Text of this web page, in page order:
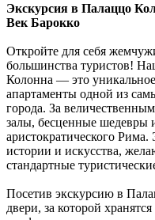
Экскурсия в Палаццо
Век Барокко
Откройте для себя
большинства туристов!
Колонна — это
апартаменты одной из
города. За
залы, бесценные шедевры
аристократического Рима.
истории и искусства,
стандартные
Посетив экскурсию в
двери, за которой